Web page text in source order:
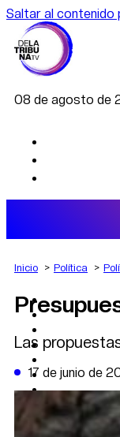
Saltar al contenido
08 de agosto de
AGRO
DEPORTES
POLÍTICA
DATA
DE LA
Inicio Política
Las
17 de junio de